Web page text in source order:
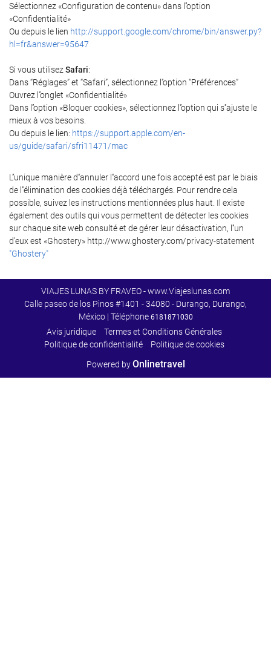
Sélectionnez «Configuration de contenu» dans l'’option
«Confidentialité»
Ou depuis le lien http://support.google.com/chrome/bin/answer.py?
hl=fr&answer=95647
Si vous utilisez Safari:
Dans “Réglages” et “Safari”, sélectionnez l'’option “Préférences”
Ouvrez l'’onglet «Confidentialité»
Dans l'’option «Bloquer cookies», sélectionnez l'’option qui s'’ajuste le
mieux à vos besoins.
Ou depuis le lien: https://support.apple.com/en-
us/guide/safari/sfri11471/mac
L'’unique manière d’'annuler l’'accord une fois accepté est par le biais
de l’'élimination des cookies déjà téléchargés. Pour rendre cela
possible, suivez les instructions mentionnées plus haut. Il existe
également des outils qui vous permettent de détecter les cookies
sur chaque site web consulté et de gérer leur désactivation, l'’un
d’eux est «Ghostery» http://www.ghostery.com/privacy-statement
"Ghostery"
VIAJES LUNAS BY FRAVEO - www.Viajeslunas.com
Calle paseo de los Pinos #1401 - 34080 - Durango, Durango,
México | Téléphone 6181871030
Avis juridique
Termes et Conditions Générales
Politique de confidentialité
Politique de cookies
Powered byOnlinetravel